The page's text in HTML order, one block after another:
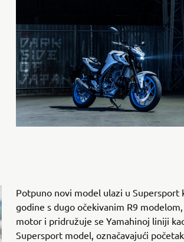
Potpuno novi model ulazi u Supersport
godine s dugo očekivanim R9
motor i pridružuje se Yamahinoj liniji
Supersport model, označavajući